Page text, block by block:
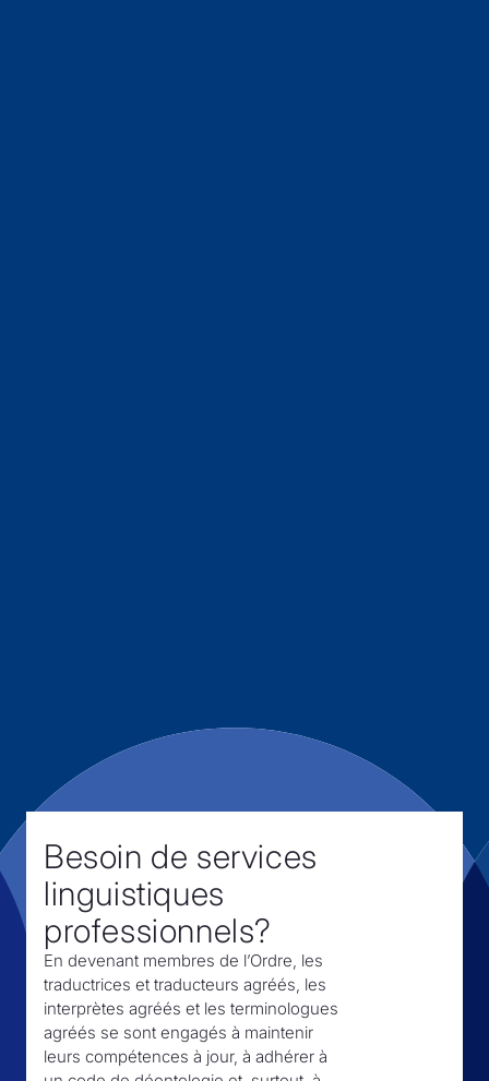
Besoin de services
linguistiques
professionnels?
En devenant membres de l’Ordre, les
traductrices et traducteurs agréés, les
interprètes agréés et les terminologues
agréés se sont engagés à maintenir
leurs compétences à jour, à adhérer à